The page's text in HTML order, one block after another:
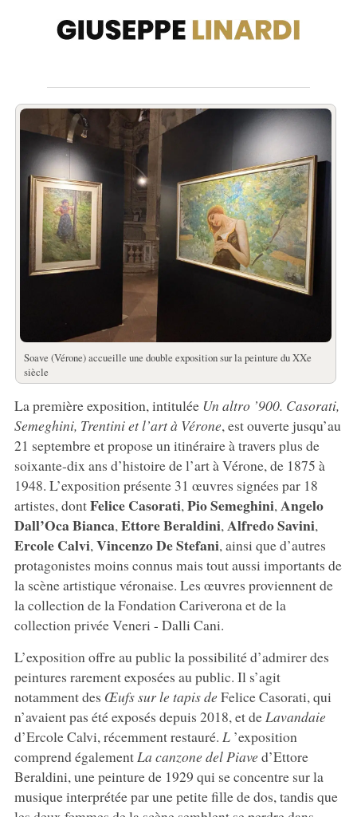
Soave (Vérone) accueille une double exposition sur la peinture du XXe
siècle
La première exposition, intitulée Un altro ’900. Casorati,
Semeghini, Trentini et l’art à Vérone, est ouverte jusqu’au
21 septembre et propose un itinéraire à travers plus de
soixante-dix ans d’histoire de l’art à Vérone, de 1875 à
1948. L’exposition présente 31 œuvres signées par 18
artistes, dontFelice Casorati,Pio Semeghini,Angelo
Dall’Oca Bianca,Ettore Beraldini,Alfredo Savini,
Ercole Calvi,Vincenzo De Stefani, ainsi que d’autres
protagonistes moins connus mais tout aussi importants de
la scène artistique véronaise. Les œuvres proviennent de
la collection de la Fondation Cariverona et de la
collection privée Veneri - Dalli Cani.
L’exposition offre au public la possibilité d’admirer des
peintures rarement exposées au public. Il s’agit
notamment des Œufs sur le tapis deFelice Casorati, qui
n’avaient pas été exposés depuis 2018, et deLavandaie
d’Ercole Calvi, récemment restauré. L’exposition
comprend égalementLa canzone del Piaved’Ettore
Beraldini, une peinture de 1929 qui se concentre sur la
musique interprétée par une petite fille de dos, tandis que